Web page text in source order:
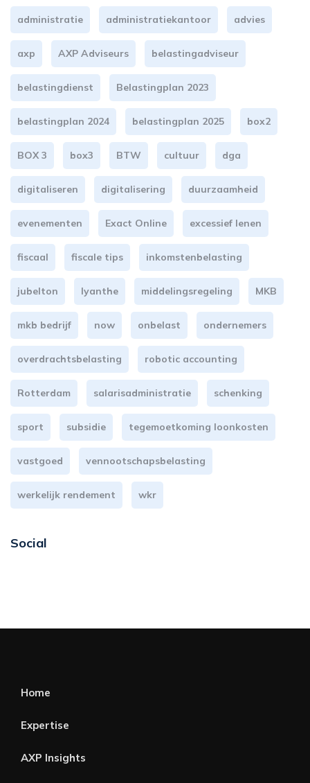
administratie administratiekantoor advies
axp AXP Adviseurs belastingadviseur
belastingdienst Belastingplan 2023
belastingplan 2024 belastingplan 2025 box2
BOX 3 box3 BTW cultuur dga
digitaliseren digitalisering duurzaamheid
evenementen Exact Online excessief lenen
fiscaal fiscale tips inkomstenbelasting
jubelton lyanthe middelingsregeling MKB
mkb bedrijf now onbelast ondernemers
overdrachtsbelasting robotic accounting
Rotterdam salarisadministratie schenking
sport subsidie tegemoetkoming loonkosten
vastgoed vennootschapsbelasting
werkelijk rendement wkr
Social
Home
Expertise
AXP Insights